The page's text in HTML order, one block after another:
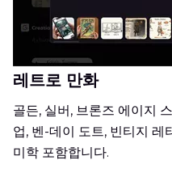
레트로 만화
골든, 실버, 브론즈 에이지
업, 벤-데이 도트, 빈티지 레
미학 포함합니다.